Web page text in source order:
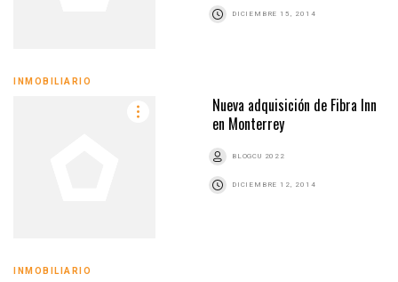
DICIEMBRE 15, 2014
INMOBILIARIO
Nueva adquisición de Fibra Inn
en Monterrey
BLOGCU 2022
DICIEMBRE 12, 2014
INMOBILIARIO